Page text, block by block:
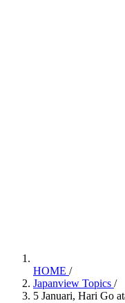
HOME /
Japanview Topics /
5 Januari, Hari Go